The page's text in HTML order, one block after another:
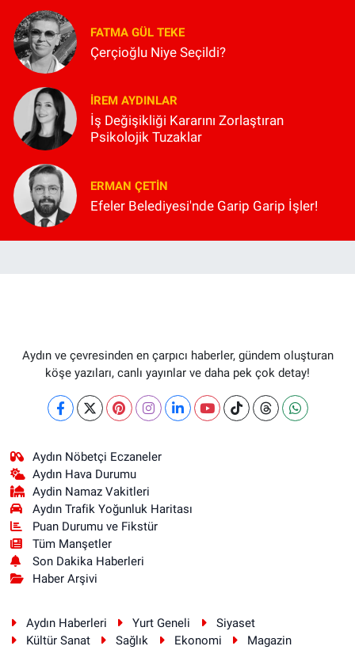
FATMA GÜL TEKE
Çerçioğlu Niye Seçildi?
İREM AYDINLAR
İş Değişikliği Kararını Zorlaştıran
Psikolojik Tuzaklar
ERMAN ÇETIN
Efeler Belediyesi'nde Garip Garip İşler!
Aydın ve çevresinden en çarpıcı haberler, gündem oluşturan
köşe yazıları, canlı yayınlar ve daha pek çok detay!
Aydın Nöbetçi Eczaneler
Aydın Hava Durumu
Aydin Namaz Vakitleri
Aydın Trafik Yoğunluk Haritası
Puan Durumu ve Fikstür
Tüm Manşetler
Son Dakika Haberleri
Haber Arşivi
Aydın Haberleri Yurt Geneli
Siyaset
Kültür Sanat
Sağlık Ekonomi Magazin